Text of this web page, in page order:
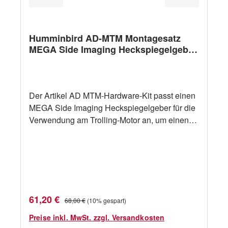
Humminbird AD-MTM Montagesatz
MEGA Side Imaging Heckspiegelgeber
Der Artikel AD MTM-Hardware-Kit passt einen
MEGA Side Imaging Heckspiegelgeber für die
Verwendung am Trolling-Motor an, um einen
HELIX 9 CHIRP MSI GPS G2N Hinweis: Die
mit diesem Adapter kompatiblen Geber passen
Verkaufspreis:
61,20 € Regulärer Preis:
68,00 € (10% gespart)
Preise inkl. MwSt. zzgl. Versandkosten